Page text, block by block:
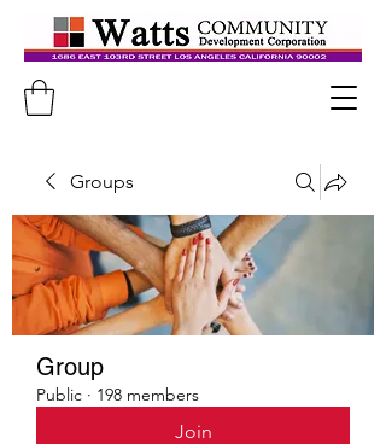
Groups
Group
Public · 198 members
Join